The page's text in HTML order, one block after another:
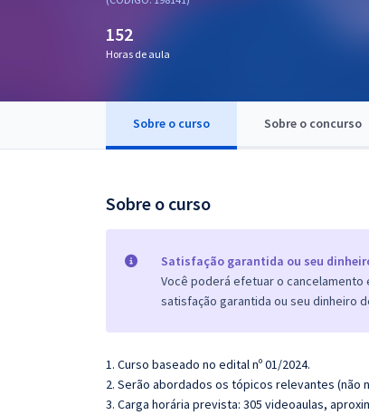
OAB
152
Horas de aula
Sobre o curso Sobre o concurso
Sobre o curso
Satisfação garantida ou seu
Você poderá efetuar o cancelamento
satisfação garantida ou seu dinheiro
1. Curso baseado no edital nº 01/2024.
2. Serão abordados os tópicos relevantes
3. Carga horária prevista: 305 videoaulas,